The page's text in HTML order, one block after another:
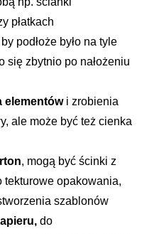
płatkach
podłoże było na tyle
się zbytnio po nałożeniu
elementówi zrobienia
ale może być też cienka
, mogą być ścinki z
tekturowe opakowania,
szablonów
do